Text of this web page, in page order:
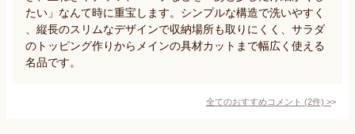
たい」なんて時に重宝します。シンプルな構造で洗いやすく
、縦長のスリムなデザインで収納場所も取りにくく、サラダ
のトッピング作りからメインの具材カットまで幅広く使える
名品です。
全てのおすすめコメント (2件) >